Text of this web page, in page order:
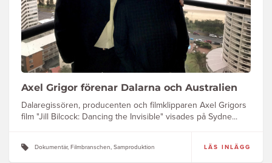
Axel Grigor förenar Dalarna och Australien
Dalaregissören, producenten och filmklipparen Axel Grigors
film "Jill Bilcock: Dancing the Invisible" visades på Sydne...
Dokumentär, Filmbranschen, Samproduktion LÄS INLÄGG